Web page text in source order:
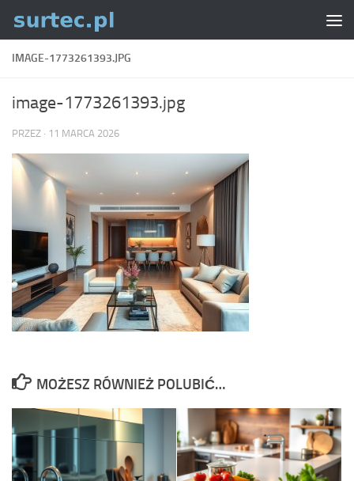
Skip to content
IMAGE-1773261393.JPG
image-1773261393.jpg
PRZEZ · 11 MARCA 2026
MOŻESZ RÓWNIEŻ POLUBIĆ…